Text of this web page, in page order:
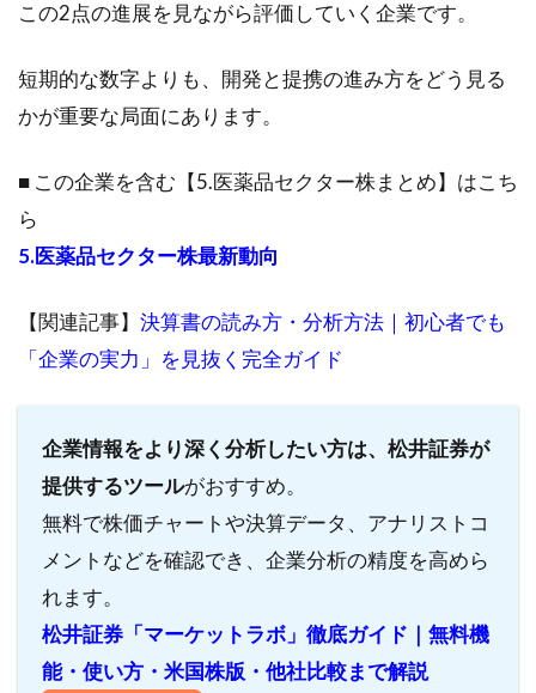
ンの動
4.1.3
EmendoBio
り組み状況
業績動
望
4.2
試験
結果
後の
展望
HGF遺
伝子治
療用製
この2点の進展を見ながら評価していく企業です。
短期的な数字よりも、開発と提携の進み方をどう見る
かが重要な局面にあります。
■ この企業を含む【5.医薬品セクター株まとめ】はこち
ら
5.医薬品セクター株最新動向
【関連記事】 決算書の読み方・分析方法｜初心者でも
「企業の実力」を見抜く完全ガイド
企業情報をより深く分析したい方は、松井証券が
提供するツールがおすすめ。
無料で株価チャートや決算データ、アナリストコ
メントなどを確認でき、企業分析の精度を高めら
れます。
松井証券「マーケットラボ」徹底ガイド｜無料機
能・使い方・米国株版・他社比較まで解説